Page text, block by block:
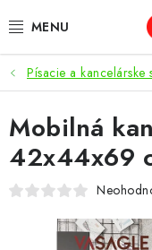
na
VÝPREDAJ
NOVINKY
OBÝVACIA IZBA
KUCHYŇA
Písacie a kancelárske
Mobilná
42x44x69